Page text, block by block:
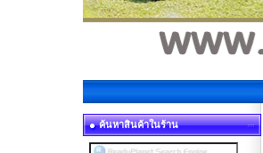
ค้นหาสินค้าในร้าน